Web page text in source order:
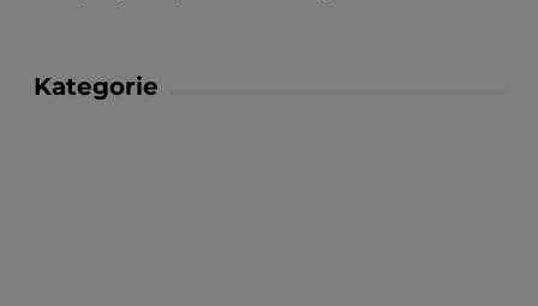
Kategorie